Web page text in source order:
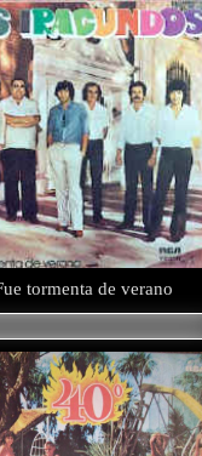
tormenta de verano